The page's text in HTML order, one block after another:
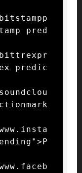
pred
predic